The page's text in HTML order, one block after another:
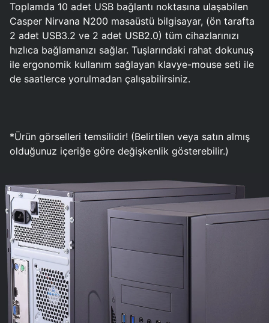
Toplamda 10 adet USB bağlantı noktasına ulaşabilen
Casper Nirvana N200 masaüstü bilgisayar, (ön tarafta
2 adet USB3.2 ve 2 adet USB2.0) tüm cihazlarınızı
hızlıca bağlamanızı sağlar. Tuşlarındaki rahat dokunuş
ile ergonomik kullanım sağlayan klavye-mouse seti ile
de saatlerce yorulmadan çalışabilirsiniz.
*Ürün görselleri temsilidir! (Belirtilen veya satın almış
olduğunuz içeriğe göre değişkenlik gösterebilir.)